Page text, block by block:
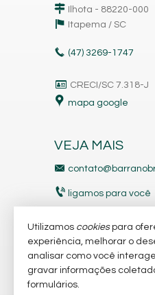
Ilhota - 88220-000
Itapema / SC
(47) 3269-1747
CRECI/SC 7.318-J
mapa google
VEJA MAIS
ligamos para você
indicadores
imóveis favoritos
Utilizamos cookiespara
experiência, melhorar o
analisar como você
gravar informações
formulários.